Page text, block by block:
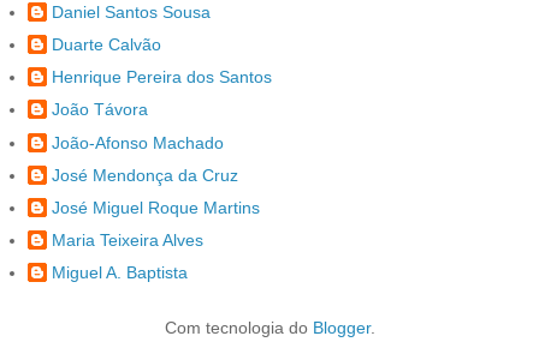
Daniel Santos Sousa
Duarte Calvão
Henrique Pereira dos Santos
João Távora
João-Afonso Machado
José Mendonça da Cruz
José Miguel Roque Martins
Maria Teixeira Alves
Miguel A. Baptista
Com tecnologia do Blogger.